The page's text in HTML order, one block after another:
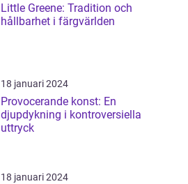
Little Greene: Tradition och
hållbarhet i färgvärlden
18 januari 2024
Provocerande konst: En
djupdykning i kontroversiella
uttryck
18 januari 2024